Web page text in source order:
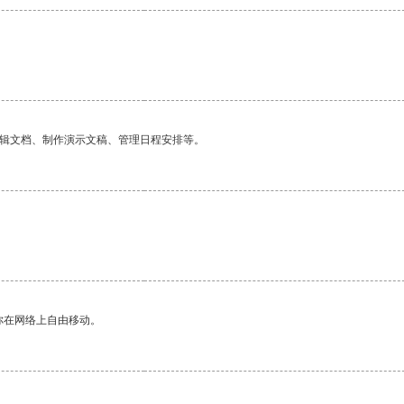
档、制作演示文稿、管理日程安排等。
网络上自由移动。